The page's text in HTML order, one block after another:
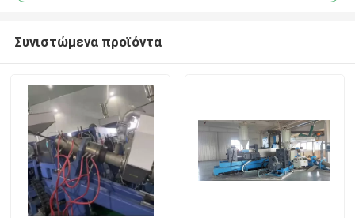
Συνιστώμενα προϊόντα